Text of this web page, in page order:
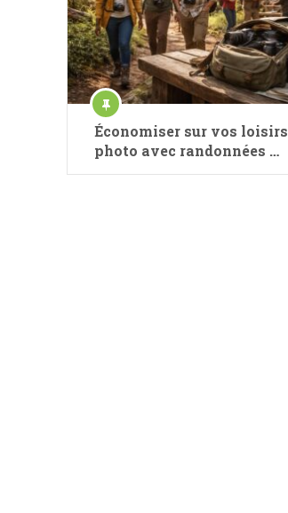
Économiser sur vos loisirs
photo avec randonnées …